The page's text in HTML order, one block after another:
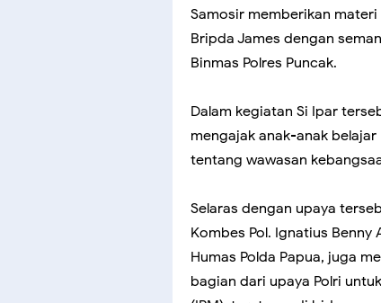
Samosir memberikan
Bripda James dengan
Binmas Polres Puncak.
Dalam kegiatan Si Ipar
mengajak anak-anak
tentang wawasan
Selaras dengan upaya
Kombes Pol. Ignatius Benny
Humas Polda Papua, juga
bagian dari upaya Polri